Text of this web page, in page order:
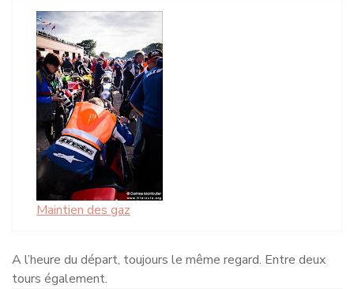
Maintien des gaz
A l’heure du départ, toujours le même regard. Entre deux
tours également.